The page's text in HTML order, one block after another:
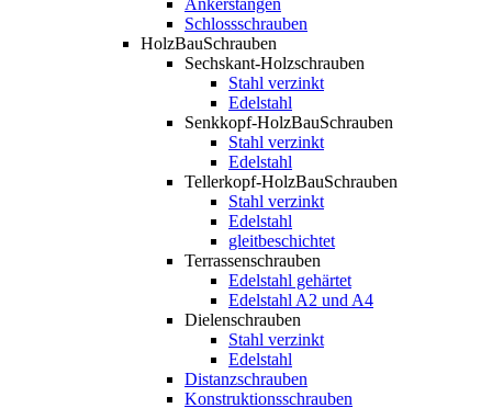
Ankerstangen
Schlossschrauben
HolzBauSchrauben
Sechskant-Holzschrauben
Stahl verzinkt
Edelstahl
Senkkopf-HolzBauSchrauben
Stahl verzinkt
Edelstahl
Tellerkopf-HolzBauSchrauben
Stahl verzinkt
Edelstahl
gleitbeschichtet
Terrassenschrauben
Edelstahl gehärtet
Edelstahl A2 und A4
Dielenschrauben
Stahl verzinkt
Edelstahl
Distanzschrauben
Konstruktionsschrauben